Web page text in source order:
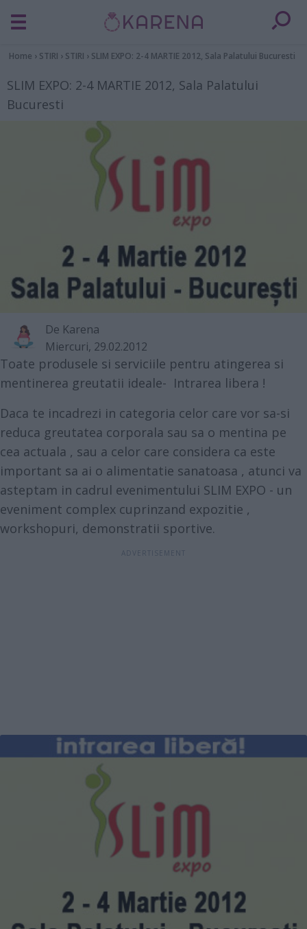
Home › STIRI › STIRI › SLIM EXPO: 2-4 MARTIE 2012, Sala Palatului Bucuresti
SLIM EXPO: 2-4 MARTIE 2012, Sala Palatului
Bucuresti
De Karena
Miercuri, 29.02.2012
Toate produsele si serviciile pentru atingerea si
mentinerea greutatii ideale- Intrarea libera !
Daca te incadrezi in categoria celor care vor sa-si
reduca greutatea corporala sau sa o mentina pe
cea actuala , sau a celor care considera ca este
important sa ai o alimentatie sanatoasa , atunci va
asteptam in cadrul evenimentului SLIM EXPO - un
eveniment complex cuprinzand expozitie ,
workshopuri, demonstratii sportive.